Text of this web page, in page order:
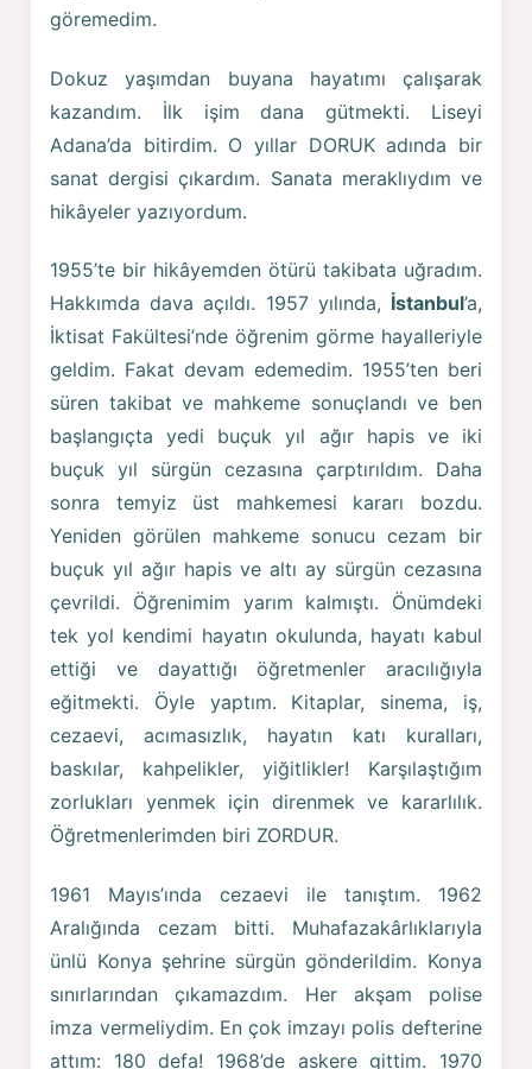
göremedim.
Dokuz yaşımdan buyana hayatımı çalışarak
kazandım. İlk işim dana gütmekti. Liseyi
Adana’da bitirdim. O yıllar DORUK adında bir
sanat dergisi çıkardım. Sanata meraklıydım ve
hikâyeler yazıyordum.
1955’te bir hikâyemden ötürü takibata uğradım.
Hakkımda dava açıldı. 1957 yılında, İstanbul’a,
İktisat Fakültesi’nde öğrenim görme hayalleriyle
geldim. Fakat devam edemedim. 1955’ten beri
süren takibat ve mahkeme sonuçlandı ve ben
başlangıçta yedi buçuk yıl ağır hapis ve iki
buçuk yıl sürgün cezasına çarptırıldım. Daha
sonra temyiz üst mahkemesi kararı bozdu.
Yeniden görülen mahkeme sonucu cezam bir
buçuk yıl ağır hapis ve altı ay sürgün cezasına
çevrildi. Öğrenimim yarım kalmıştı. Önümdeki
tek yol kendimi hayatın okulunda, hayatı kabul
ettiği ve dayattığı öğretmenler aracılığıyla
eğitmekti. Öyle yaptım. Kitaplar, sinema, iş,
cezaevi, acımasızlık, hayatın katı kuralları,
baskılar, kahpelikler, yiğitlikler! Karşılaştığım
zorlukları yenmek için direnmek ve kararlılık.
Öğretmenlerimden biri ZORDUR.
1961 Mayıs’ında cezaevi ile tanıştım. 1962
Aralığında cezam bitti. Muhafazakârlıklarıyla
ünlü Konya şehrine sürgün gönderildim. Konya
sınırlarından çıkamazdım. Her akşam polise
imza vermeliydim. En çok imzayı polis defterine
attım: 180 defa! 1968’de askere gittim. 1970